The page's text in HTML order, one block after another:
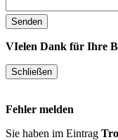
VIelen Dank für Ihre
Fehler melden
Sie haben im Eintrag